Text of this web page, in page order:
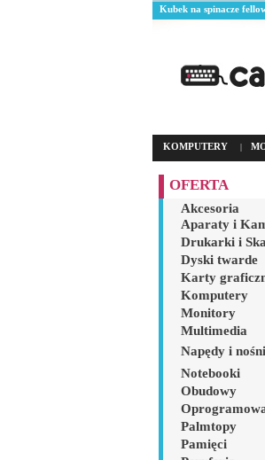
Kubek na spinacze
KOMPUTERY |
OFERTA
Akcesoria
Aparaty i
Drukarki i
Dyski twarde
Karty
Komputery
Monitory
Multimedia
Napędy i
Notebooki
Obudowy
Palmtopy
Pamięci